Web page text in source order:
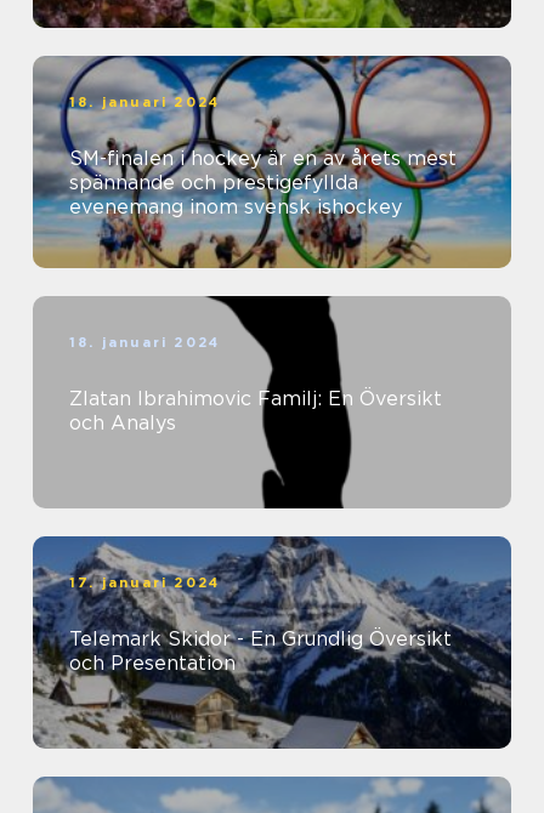
18. januari 2024
SM-finalen i hockey är en av årets mest
spännande och prestigefyllda
evenemang inom svensk ishockey
18. januari 2024
Zlatan Ibrahimovic Familj: En Översikt
och Analys
17. januari 2024
Telemark Skidor - En Grundlig Översikt
och Presentation